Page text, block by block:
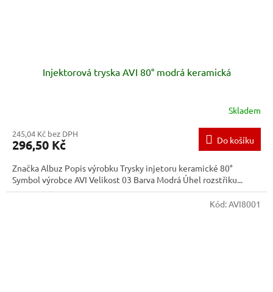
Injektorová tryska AVI 80° modrá keramická
Skladem
245,04 Kč bez DPH
296,50 Kč Do košíku
Značka Albuz Popis výrobku Trysky injetoru keramické 80°
Symbol výrobce AVI Velikost 03 Barva Modrá Úhel rozstřiku...
Kód:AVI8001